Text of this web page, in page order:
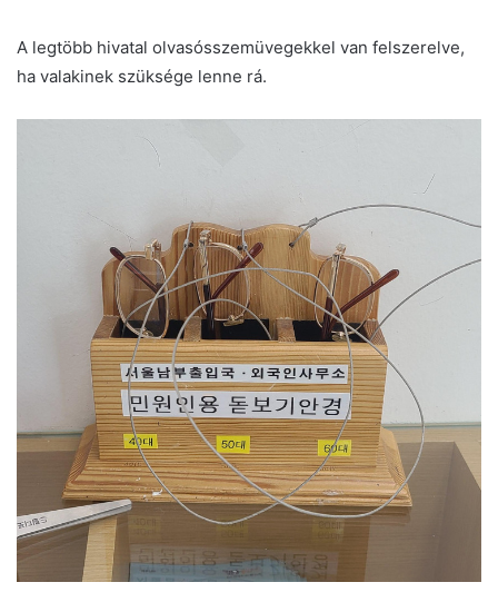
A legtöbb hivatal olvasósszemüvegekkel van felszerelve,
ha valakinek szüksége lenne rá.